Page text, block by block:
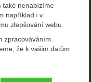
také nenabízíme
například i v
zlepšování webu.
zpracováváním.
že k vašim datům